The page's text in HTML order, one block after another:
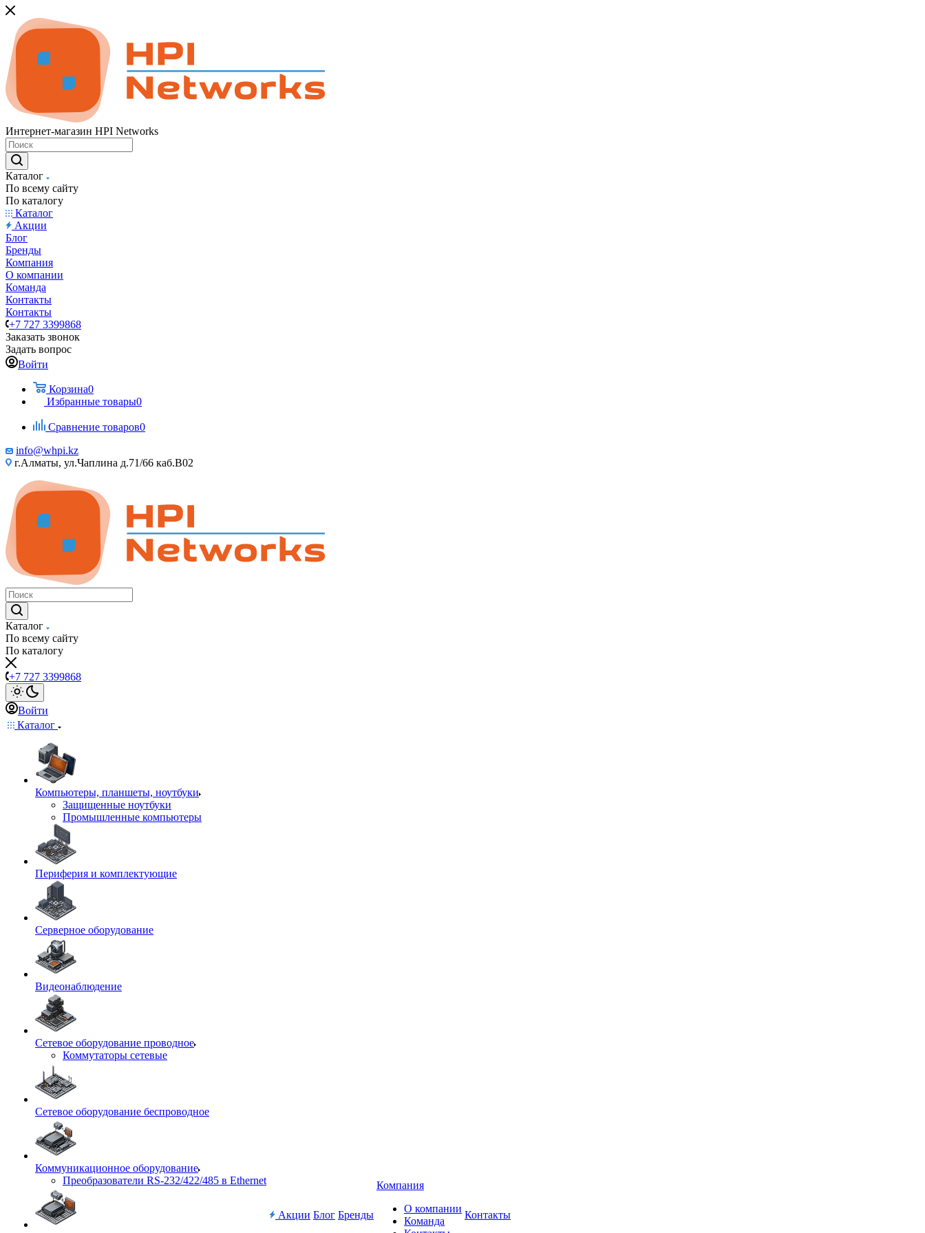
Интернет-магазин HPI Networks
Каталог
По всему сайту
По каталогу
Каталог
Акции
Блог
Бренды
Компания
О компании
Команда
Контакты
Контакты
+7 727 3399868
Заказать звонок
Задать вопрос
Войти
Корзина0
Избранные товары0
Сравнение товаров0
info@whpi.kz
г.Алматы, ул.Чаплина д.71/66 каб.B02
Каталог
По всему сайту
По каталогу
+7 727 3399868
Войти
Каталог
Компьютеры, планшеты, ноутбуки
Защищенные ноутбуки
Промышленные компьютеры
Периферия и комплектующие
Серверное оборудование
Видеонаблюдение
Сетевое оборудование проводное
Коммутаторы сетевые
Сетевое оборудование беспроводное
Коммуникационное оборудование
Преобразователи RS-232/422/485 в Ethernet
Акции Блог Бренды
Компания
О компании
Команда
Контакты